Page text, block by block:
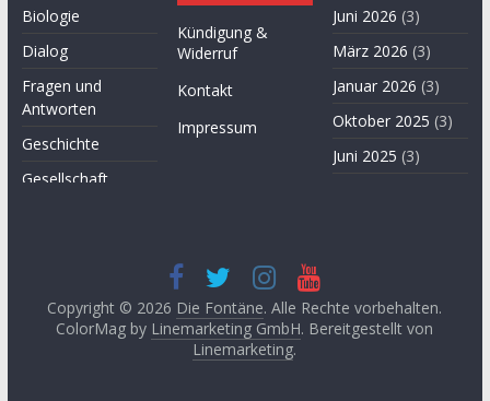
Biologie
Dialog
Fragen und
Antworten
Geschichte
Gesellschaft
Leitartikel von
Fethullah Gülen
Kündigung &
Widerruf
Kontakt
Impressum
Juni 2026 (3)
März 2026 (3)
Januar 2026 (3)
Oktober 2025 (3)
Juni 2025 (3)
2024(3)
Juni 2024
Copyright © 2026 Die Fontäne. Alle Rechte vorbehalten.
ColorMag by Linemarketing GmbH. Bereitgestellt von
Linemarketing.